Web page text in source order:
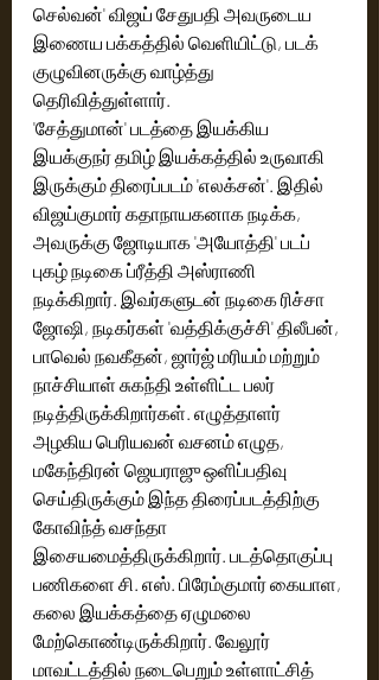
செல்வன்' விஜய் சேதுபதி அவருடைய
இணைய பக்கத்தில் வெளியிட்டு, படக்
குழுவினருக்கு வாழ்த்து
தெரிவித்துள்ளார்.
'சேத்துமான்' படத்தை இயக்கிய
இயக்குநர் தமிழ் இயக்கத்தில் உருவாகி
இருக்கும் திரைப்படம் 'எலக்சன்'. இதில்
விஜய்குமார் கதாநாயகனாக நடிக்க,
அவருக்கு ஜோடியாக 'அயோத்தி' படப்
புகழ் நடிகை ப்ரீத்தி அஸ்ராணி
நடிக்கிறார். இவர்களுடன் நடிகை ரிச்சா
ஜோஷி, நடிகர்கள் 'வத்திக்குச்சி' திலீபன்,
பாவெல் நவகீதன், ஜார்ஜ் மரியம் மற்றும்
நாச்சியாள் சுகந்தி உள்ளிட்ட பலர்
நடித்திருக்கிறார்கள். எழுத்தாளர்
அழகிய பெரியவன் வசனம் எழுத,
மகேந்திரன் ஜெயராஜு ஒளிப்பதிவு
செய்திருக்கும் இந்த திரைப்படத்திற்கு
கோவிந்த் வசந்தா
இசையமைத்திருக்கிறார். படத்தொகுப்பு
பணிகளை சி. எஸ். பிரேம்குமார் கையாள,
கலை இயக்கத்தை ஏழுமலை
மேற்கொண்டிருக்கிறார். வேலூர்
மாவட்டத்தில் நடைபெறும் உள்ளாட்சித்